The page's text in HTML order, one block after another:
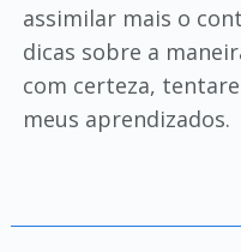
assimilar mais o
dicas sobre a
com certeza,
meus aprendizados.